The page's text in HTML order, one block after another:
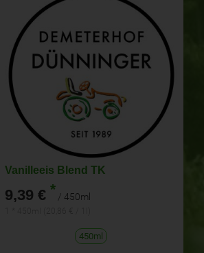
Vanilleeis Blend TK
9,39 € * / 450ml
450ml